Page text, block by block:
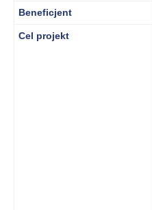
Beneficjent
Cel projekt